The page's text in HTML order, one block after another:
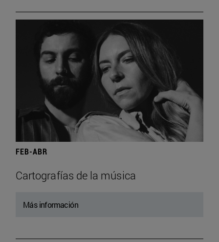
FEB-ABR
Cartografías de la música
Más información